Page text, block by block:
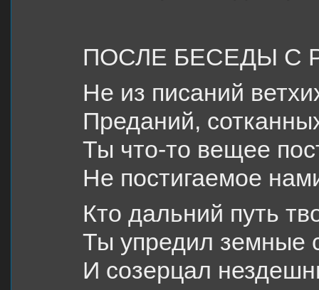
ПОСЛЕ БЕСЕДЫ С
Не из писаний
Преданий,
Ты что-то вещее
Не постигаемое
Кто дальний путь
Ты упредил земные
И созерцал